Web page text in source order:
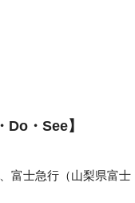
・See】
富士急行（山梨県富士